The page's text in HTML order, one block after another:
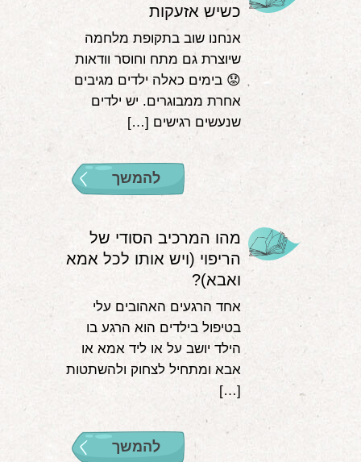
כשיש אזעקות
אנחנו שוב בתקופת מלחמה
שיוצרת גם מתח וחוסר וודאות
😟 בימים כאלה ילדים מגיבים
אחרת ממבוגרים. יש ילדים
שנעשים רגישים […]
להמשך
מהו המרכיב הסודי של
הריפוי (ויש אותו לכל אמא
ואבא)?
אחד הרגעים האהובים עלי
בטיפול בילדים הוא הרגע בו
הילד יושב על או ליד אמא או
אבא ומתחיל לצחוק ולהשתטות
[…]
להמשך